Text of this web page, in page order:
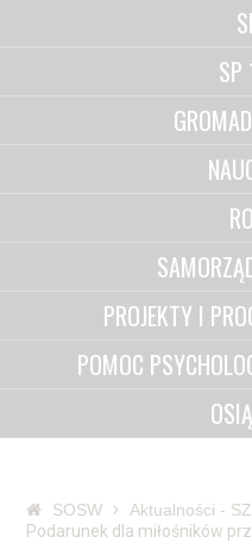
SP
PROJEKTY I
POMOC
SOSW
Aktualności -
Podarunek dla miłośników